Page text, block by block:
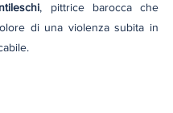
, pittrice barocca che
di una violenza subita in